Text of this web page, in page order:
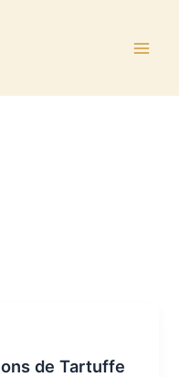
de Tartuffe